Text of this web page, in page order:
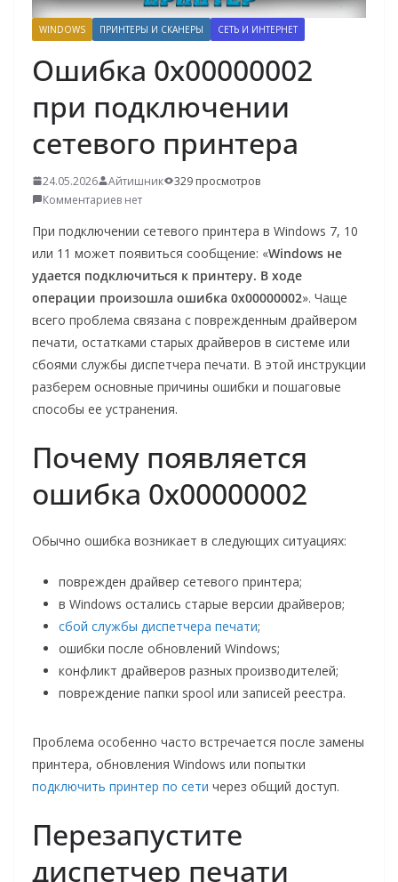
WINDOWS ПРИНТЕРЫ И СКАНЕРЫ СЕТЬ И ИНТЕРНЕТ
Ошибка 0x00000002
при подключении
сетевого принтера
24.05.2026 Айтишник
329 просмотров
Комментариев нет
При подключении сетевого принтера в Windows 7, 10
или 11 может появиться сообщение: «Windows не
удается подключиться к принтеру. В ходе
операции произошла ошибка 0x00000002». Чаще
всего проблема связана с поврежденным драйвером
печати, остатками старых драйверов в системе или
сбоями службы диспетчера печати. В этой инструкции
разберем основные причины ошибки и пошаговые
способы ее устранения.
Почему появляется
ошибка 0x00000002
Обычно ошибка возникает в следующих ситуациях:
поврежден драйвер сетевого принтера;
в Windows остались старые версии драйверов;
сбой службы диспетчера печати;
ошибки после обновлений Windows;
конфликт драйверов разных производителей;
повреждение папки spool или записей реестра.
Проблема особенно часто встречается после замены
принтера, обновления Windows или попытки
подключить принтер по сети через общий доступ.
Перезапустите
диспетчер печати